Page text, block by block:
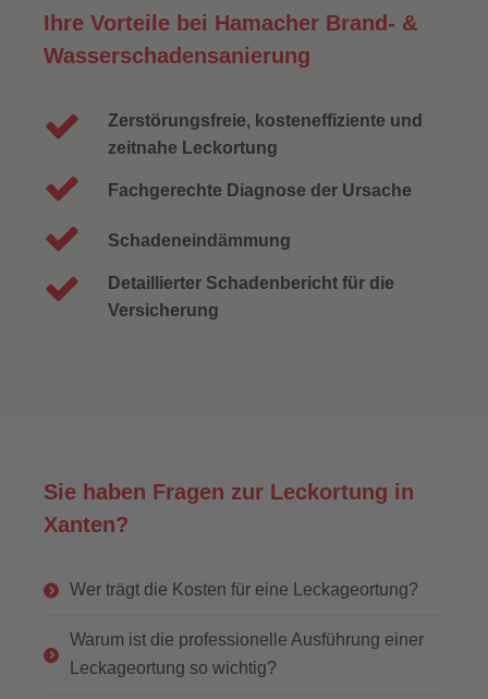
Ihre Vorteile bei Hamacher Brand- &
Wasserschadensanierung
Zerstörungsfreie, kosteneffiziente und
zeitnahe Leckortung
Fachgerechte Diagnose der Ursache
Schadeneindämmung
Detaillierter Schadenbericht für die
Versicherung
Sie haben Fragen zur Leckortung in
Xanten?
Wer trägt die Kosten für eine Leckageortung?
Warum ist die professionelle Ausführung einer
Leckageortung so wichtig?